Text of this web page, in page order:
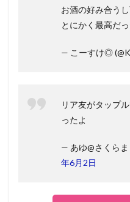
お酒の好み合う
とにかく最高だ
— こーすけ◎
リア友がタップ
ったよ
— あゆ@さくら
年6月2日